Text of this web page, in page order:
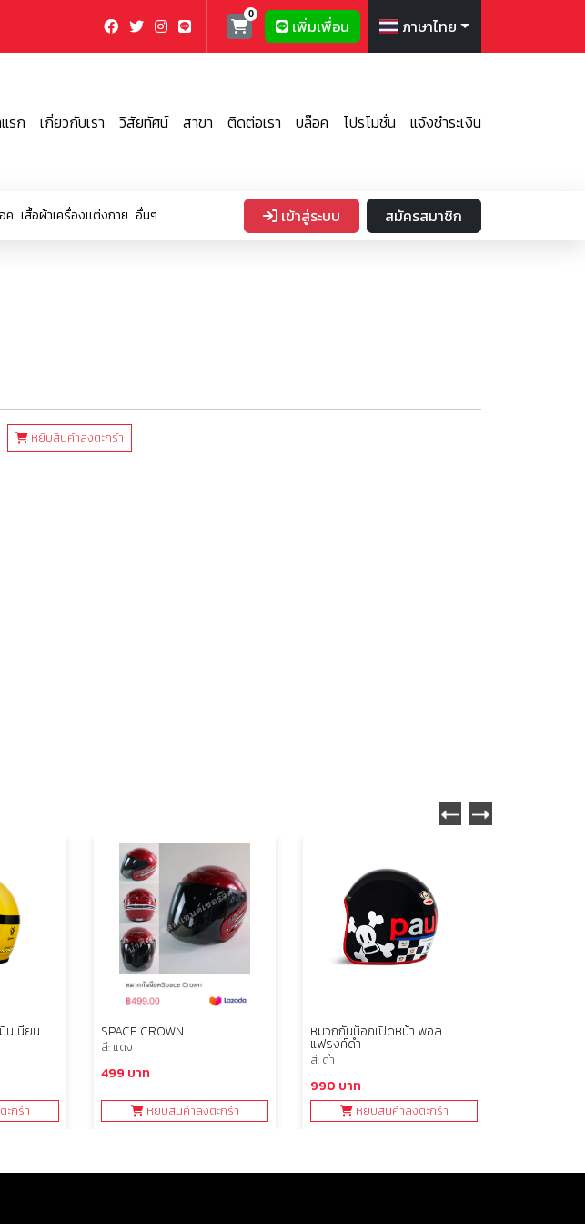
เพิ่มเพื่อน ภาษาไทย
รก เกี่ยวกับเรา วิสัยทัศน์ สาขา ติดต่อเรา บล๊อค โปรโมชั่น แจ้งชำระเงิน
ค เสื้อผ้าเครื่องเเต่งกาย อื่นๆ เข้าสู่ระบบ สมัครสมาชิก
หยิบสินค้าลงตะกร้า
นเนียน
กร้า
SPACE CROWN
สี: แดง
499 บาท
หยิบสินค้าลงตะกร้า
หมวกกันน็อกเปิดหน้า พอล
แฟรงค์ดำ
สี: ดำ
990 บาท
หยิบสินค้าลงตะกร้า